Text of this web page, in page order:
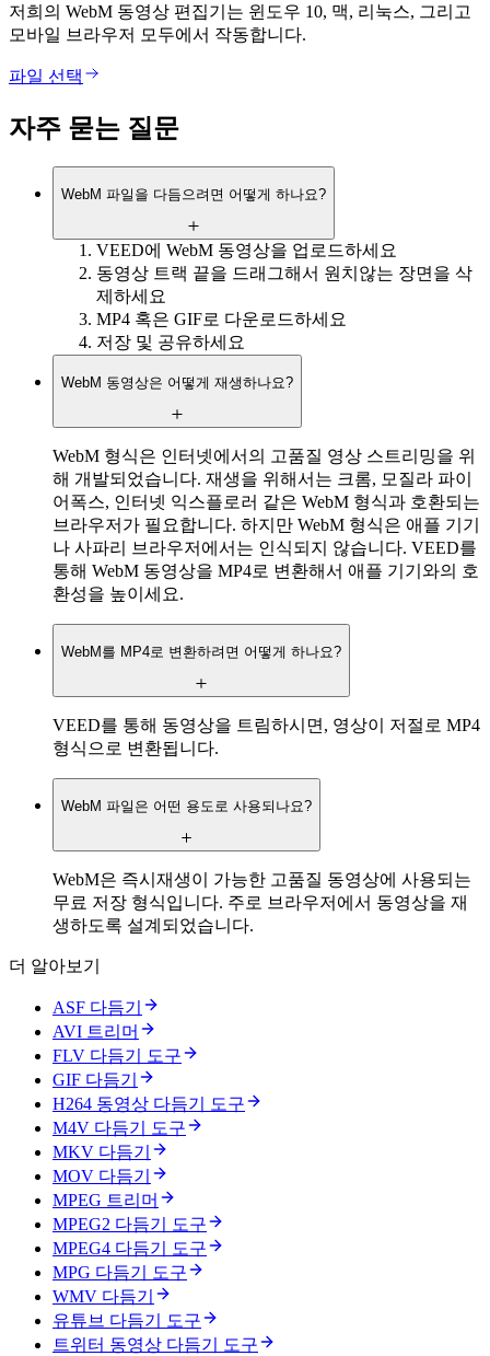
저희의 WebM 동영상 편집기는 윈도우 10, 맥, 리눅스, 그리고
모바일 브라우저 모두에서 작동합니다.
파일 선택
자주 묻는 질문
WebM 파일을 다듬으려면 어떻게 하나요?
VEED에 WebM 동영상을 업로드하세요
동영상 트랙 끝을 드래그해서 원치않는 장면을 삭
제하세요
MP4 혹은 GIF로 다운로드하세요
저장 및 공유하세요
WebM 동영상은 어떻게 재생하나요?
WebM 형식은 인터넷에서의 고품질 영상 스트리밍을 위
해 개발되었습니다. 재생을 위해서는 크롬, 모질라 파이
어폭스, 인터넷 익스플로러 같은 WebM 형식과 호환되는
브라우저가 필요합니다. 하지만 WebM 형식은 애플 기기
나 사파리 브라우저에서는 인식되지 않습니다. VEED를
통해 WebM 동영상을 MP4로 변환해서 애플 기기와의 호
환성을 높이세요.
WebM를 MP4로 변환하려면 어떻게 하나요?
VEED를 통해 동영상을 트림하시면, 영상이 저절로 MP4
형식으로 변환됩니다.
WebM 파일은 어떤 용도로 사용되나요?
WebM은 즉시재생이 가능한 고품질 동영상에 사용되는
무료 저장 형식입니다. 주로 브라우저에서 동영상을 재
생하도록 설계되었습니다.
더 알아보기
ASF 다듬기
AVI 트리머
FLV 다듬기 도구
GIF 다듬기
H264 동영상 다듬기 도구
M4V 다듬기 도구
MKV 다듬기
MOV 다듬기
MPEG 트리머
MPEG2 다듬기 도구
MPEG4 다듬기 도구
MPG 다듬기 도구
WMV 다듬기
유튜브 다듬기 도구
트위터 동영상 다듬기 도구